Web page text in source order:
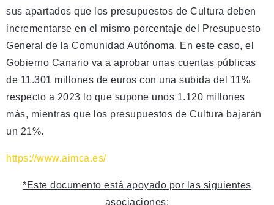
sus apartados que los presupuestos de Cultura deben
incrementarse en el mismo porcentaje del Presupuesto
General de la Comunidad Autónoma. En este caso, el
Gobierno Canario va a aprobar unas cuentas públicas
de 11.301 millones de euros con una subida del 11%
respecto a 2023 lo que supone unos 1.120 millones
más, mientras que los presupuestos de Cultura bajarán
un 21%.
https://www.aimca.es/
*Este documento está apoyado por las siguientes
asociaciones: